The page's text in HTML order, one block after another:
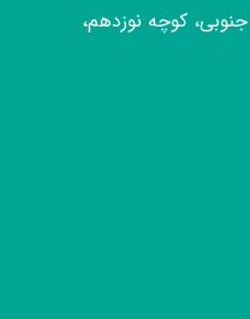
کوچه نوزدهم،